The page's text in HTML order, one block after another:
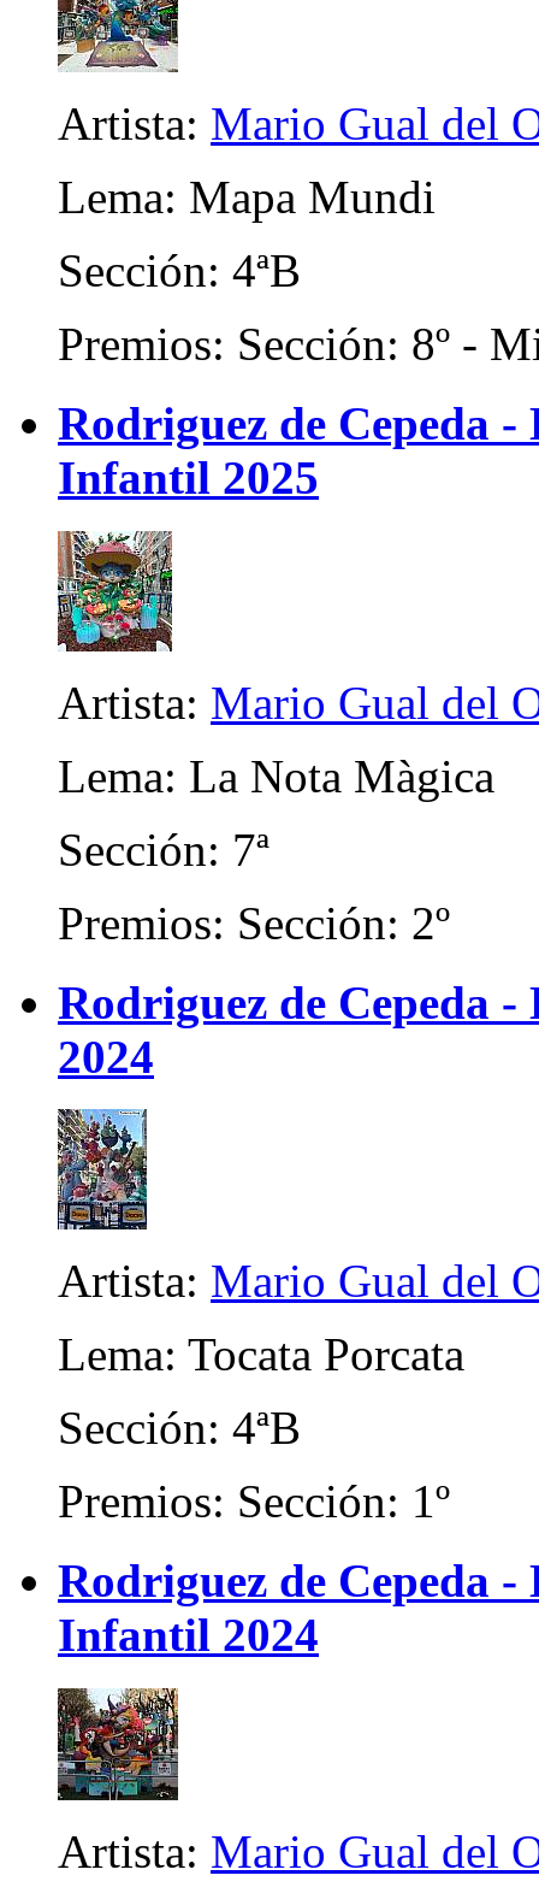
Artista: Mario Gual del
Lema: Mapa Mundi
Sección: 4ªB
Premios: Sección: 8º -
Rodriguez de Cepeda
Infantil 2025
Artista: Mario Gual del
Lema: La Nota Màgica
Sección: 7ª
Premios: Sección: 2º
Rodriguez de Cepeda
2024
Artista: Mario Gual del
Lema: Tocata Porcata
Sección: 4ªB
Premios: Sección: 1º
Rodriguez de Cepeda
Infantil 2024
Artista: Mario Gual del